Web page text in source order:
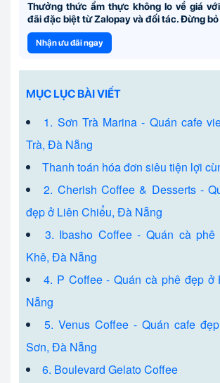
Thưởng thức ẩm thực không lo về giá
đãi đặc biệt từ Zalopay và đối tác. Đừng
Nhận ưu đãi ngay
MỤC LỤC BÀI VIẾT
1. Sơn Trà Marina - Quán cafe
Trà, Đà Nẵng
Thanh toán hóa đơn siêu tiện lợi
2. Cherish Coffee & Desserts -
đẹp ở Liên Chiểu, Đà Nẵng
3. Ibasho Coffee - Quán cà
Khê, Đà Nẵng
4. P Coffee - Quán cà phê đẹp
Nẵng
5. Venus Coffee - Quán cafe
Sơn, Đà Nẵng
6. Boulevard Gelato Coffee